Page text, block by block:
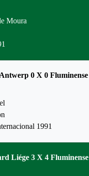
Moura
0 X 0 Fluminense
1991
Liége 3 X 4 Fluminense